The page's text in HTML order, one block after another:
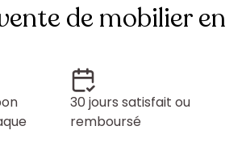
de mobilier en
30 jours satisfait ou
remboursé